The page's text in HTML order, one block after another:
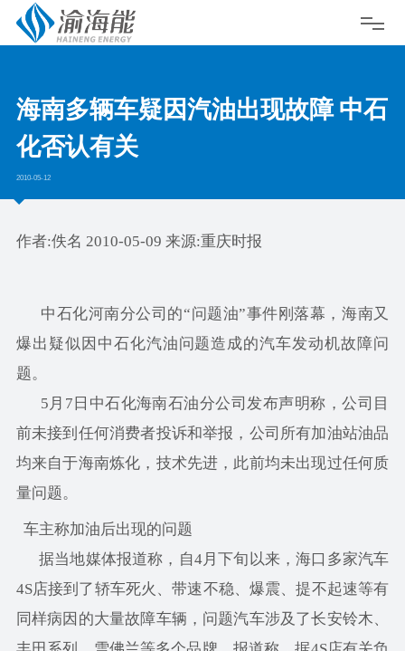
海南多辆车疑因汽油出现故障 中石
化否认有关
2010-05-12
作者:佚名 2010-05-09 来源:重庆时报
中石化河南分公司的“问题油”事件刚落幕，海南又
爆出疑似因中石化汽油问题造成的汽车发动机故障问
题。
5月7日中石化海南石油分公司发布声明称，公司目
前未接到任何消费者投诉和举报，公司所有加油站油品
均来自于海南炼化，技术先进，此前均未出现过任何质
量问题。
车主称加油后出现的问题
据当地媒体报道称，自4月下旬以来，海口多家汽车
4S店接到了轿车死火、带速不稳、爆震、提不起速等有
同样病因的大量故障车辆，问题汽车涉及了长安铃木、